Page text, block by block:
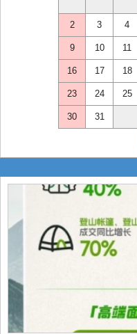
2 3 4
9 10 11
16 17 18
23 24 25
30 31